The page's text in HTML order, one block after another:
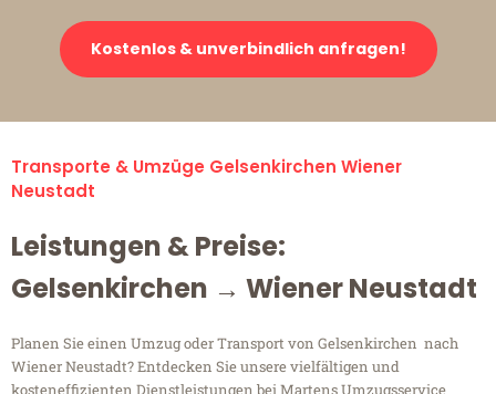
Kostenlos & unverbindlich anfragen!
Transporte & Umzüge Gelsenkirchen Wiener
Neustadt
Leistungen & Preise:
Gelsenkirchen → Wiener Neustadt
Planen Sie einen Umzug oder Transport von Gelsenkirchen nach
Wiener Neustadt? Entdecken Sie unsere vielfältigen und
kosteneffizienten Dienstleistungen bei Martens Umzugsservice